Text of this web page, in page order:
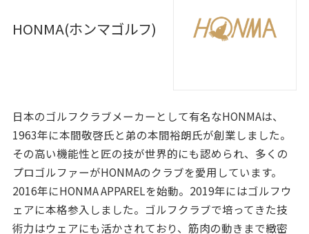
HONMA(ホンマゴルフ)
日本のゴルフクラブメーカーとして有名なHONMAは、
1963年に本間敬啓氏と弟の本間裕朗氏が創業しました。
その高い機能性と匠の技が世界的にも認められ、多くの
プロゴルファーがHONMAのクラブを愛用しています。
2016年にHONMA APPARELを始動。2019年にはゴルフウ
ェアに本格参入しました。ゴルフクラブで培ってきた技
術力はウェアにも活かされており、筋肉の動きまで緻密